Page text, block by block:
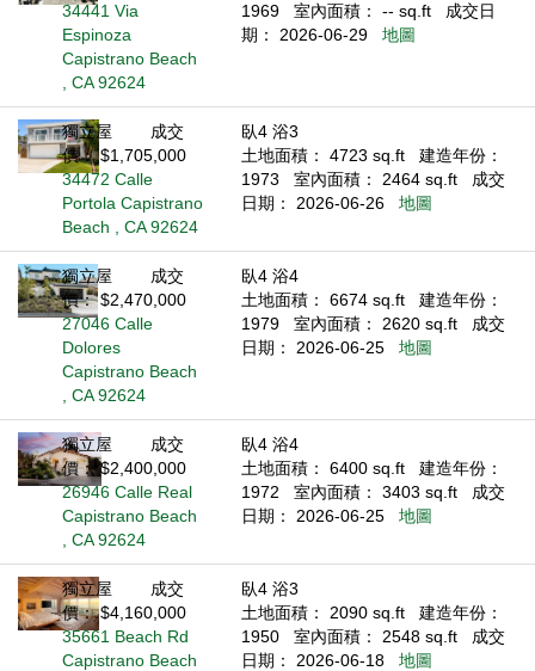
34441 Via
Espinoza
Capistrano Beach
, CA 92624
1969
室內面積： -- sq.ft
成交日
期： 2026-06-29
地圖
獨立屋
成交
價： $1,705,000
34472 Calle
Portola Capistrano
Beach , CA 92624
臥4 浴3
土地面積： 4723 sq.ft
建造年份：
1973
室內面積： 2464 sq.ft
成交
日期： 2026-06-26
地圖
獨立屋
成交
價： $2,470,000
27046 Calle
Dolores
Capistrano Beach
, CA 92624
臥4 浴4
土地面積： 6674 sq.ft
建造年份：
1979
室內面積： 2620 sq.ft
成交
日期： 2026-06-25
地圖
獨立屋
成交
價： $2,400,000
26946 Calle Real
Capistrano Beach
, CA 92624
臥4 浴4
土地面積： 6400 sq.ft
建造年份：
1972
室內面積： 3403 sq.ft
成交
日期： 2026-06-25
地圖
獨立屋
成交
價： $4,160,000
35661 Beach Rd
Capistrano Beach
臥4 浴3
土地面積： 2090 sq.ft
建造年份：
1950
室內面積： 2548 sq.ft
成交
日期： 2026-06-18
地圖